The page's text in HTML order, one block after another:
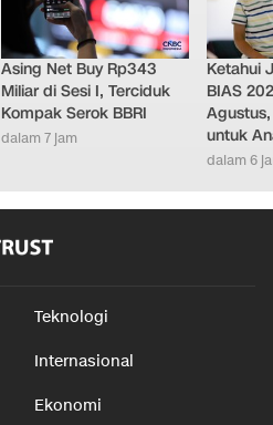
Asing Net Buy Rp343
Miliar di Sesi I, Terciduk
Kompak Serok BBRI
dalam 7 jam
Ketahui
BIAS
untuk
dalam 6
Teknologi
Internasional
Ekonomi